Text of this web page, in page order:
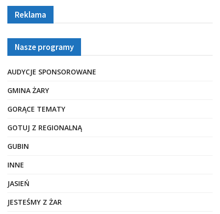
Reklama
Nasze programy
AUDYCJE SPONSOROWANE
GMINA ŻARY
GORĄCE TEMATY
GOTUJ Z REGIONALNĄ
GUBIN
INNE
JASIEŃ
JESTEŚMY Z ŻAR